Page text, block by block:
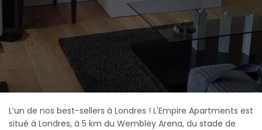
L’un de nos best-sellers à Londres ! L'Empire Apartments est
situé à Londres, à 5 km du Wembley Arena, du stade de